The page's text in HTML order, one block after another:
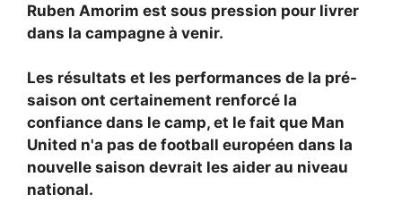
Ruben Amorim est sous pression pour livrer
dans la campagne à venir.
Les résultats et les performances de la pré-
saison ont certainement renforcé la
confiance dans le camp, et le fait que Man
United n'a pas de football européen dans la
nouvelle saison devrait les aider au niveau
national.